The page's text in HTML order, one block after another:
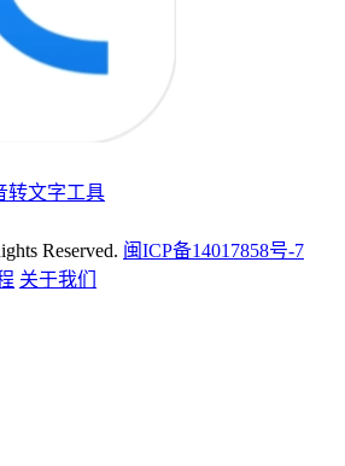
转文字工具
Reserved. 闽ICP备14017858号-7
关于我们